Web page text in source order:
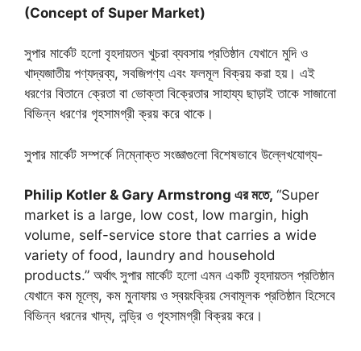
(Concept of Super Market)
সুপার মার্কেট হলো বৃহদায়তন খুচরা ব্যবসায় প্রতিষ্ঠান যেখানে মুদি ও
খাদ্যজাতীয় পণ্যদ্রব্য, সবজিপণ্য এবং ফলমূল বিক্রয় করা হয়। এই
ধরণের বিতানে ক্রেতা বা ভোক্তা বিক্রেতার সাহায্য ছাড়াই তাকে সাজানো
বিভিন্ন ধরণের গৃহসামগ্রী ক্রয় করে থাকে।
সুপার মার্কেট সম্পর্কে নিম্নোক্ত সংজ্ঞাগুলো বিশেষভাবে উল্লেখযোগ্য-
Philip Kotler & Gary Armstrong এর মতে, “Super
market is a large, low cost, low margin, high
volume, self-service store that carries a wide
variety of food, laundry and household
products.” অর্থাৎ সুপার মার্কেট হলো এমন একটি বৃহদায়তন প্রতিষ্ঠান
যেখানে কম মূল্যে, কম মুনাফায় ও স্বয়ংক্রিয় সেবামূলক প্রতিষ্ঠান হিসেবে
বিভিন্ন ধরনের খাদ্য, লন্ড্রি ও গৃহসামগ্রী বিক্রয় করে।